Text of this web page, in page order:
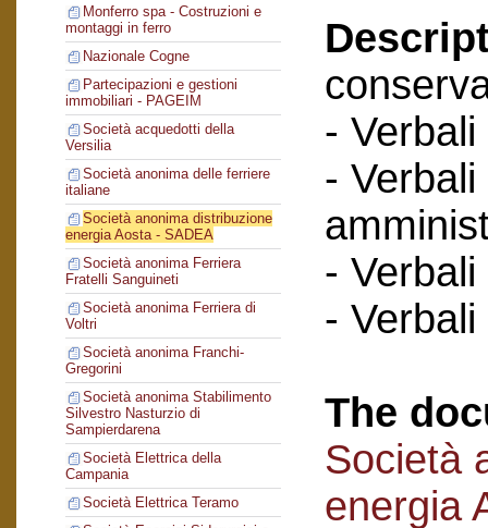
Monferro spa - Costruzioni e
montaggi in ferro
Nazionale Cogne
Partecipazioni e gestioni
immobiliari - PAGEIM
Società acquedotti della
Versilia
Società anonima delle ferriere
italiane
Società anonima distribuzione
energia Aosta - SADEA
Società anonima Ferriera
Fratelli Sanguineti
Società anonima Ferriera di
Voltri
Società anonima Franchi-
Gregorini
Società anonima Stabilimento
Silvestro Nasturzio di
Sampierdarena
Società Elettrica della
Campania
Società Elettrica Teramo
-
-
-
-
The
Società
energia